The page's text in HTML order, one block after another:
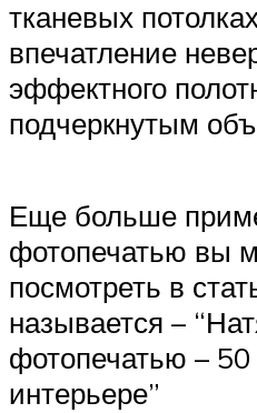
тканевых
впечатление
эффектного
подчеркнутым
Еще больше
фотопечатью вы
посмотреть в
называется –
фотопечатью –
интерьере”